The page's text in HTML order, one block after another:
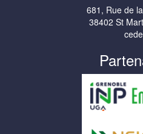
681, Rue de
38402 St